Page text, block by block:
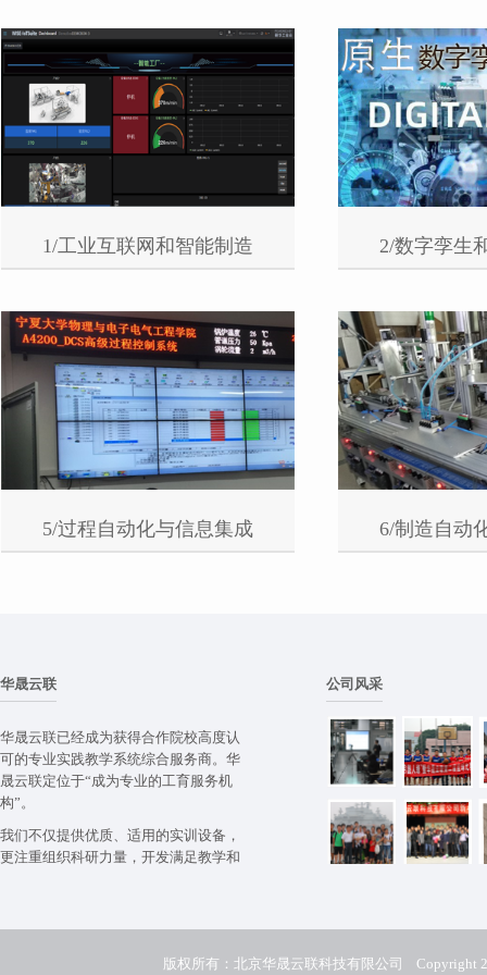
1/工业互联网和智能制造 2/数字孪生
5/过程自动化与信息集成 6/制造自动
华晟云联
华晟云联已经成为获得合作院校高度认
可的专业实践教学系统综合服务商。华
晟云联定位于“成为专业的工育服务机
构”。
我们不仅提供优质、适用的实训设备，
更注重组织科研力量，开发满足教学和
公司风采
版权所有：北京华晟云联科技有限公司